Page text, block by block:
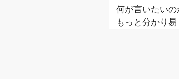
何が言いたいの
もっと分かり